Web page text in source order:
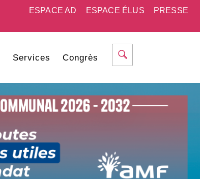
PRESSE
ESPACE ÉLUS
ESPACE AD
Services Congrès